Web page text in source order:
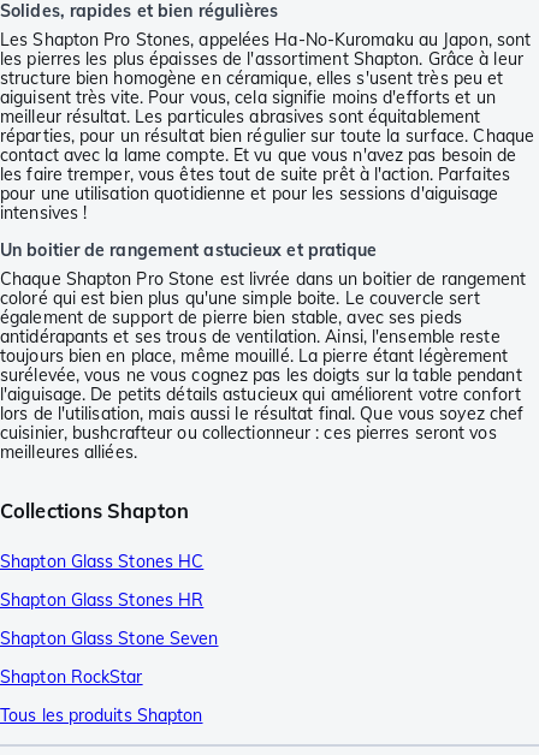
Solides, rapides et bien régulières
Les Shapton Pro Stones, appelées Ha-No-Kuromaku au Japon, sont
les pierres les plus épaisses de l'assortiment Shapton. Grâce à leur
structure bien homogène en céramique, elles s'usent très peu et
aiguisent très vite. Pour vous, cela signifie moins d'efforts et un
meilleur résultat. Les particules abrasives sont équitablement
réparties, pour un résultat bien régulier sur toute la surface. Chaque
contact avec la lame compte. Et vu que vous n'avez pas besoin de
les faire tremper, vous êtes tout de suite prêt à l'action. Parfaites
pour une utilisation quotidienne et pour les sessions d'aiguisage
intensives !
Un boitier de rangement astucieux et pratique
Chaque Shapton Pro Stone est livrée dans un boitier de rangement
coloré qui est bien plus qu'une simple boite. Le couvercle sert
également de support de pierre bien stable, avec ses pieds
antidérapants et ses trous de ventilation. Ainsi, l'ensemble reste
toujours bien en place, même mouillé. La pierre étant légèrement
surélevée, vous ne vous cognez pas les doigts sur la table pendant
l'aiguisage. De petits détails astucieux qui améliorent votre confort
lors de l'utilisation, mais aussi le résultat final. Que vous soyez chef
cuisinier, bushcrafteur ou collectionneur : ces pierres seront vos
meilleures alliées.
Collections Shapton
Shapton Glass Stones HC
Shapton Glass Stones HR
Shapton Glass Stone Seven
Shapton RockStar
Tous les produits Shapton